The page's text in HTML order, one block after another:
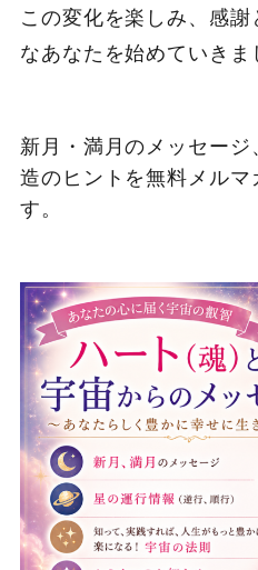
この変化を楽しみ、感
なあなたを始めていきま
新月・満月のメッセー
造のヒントを無料メルマ
す。